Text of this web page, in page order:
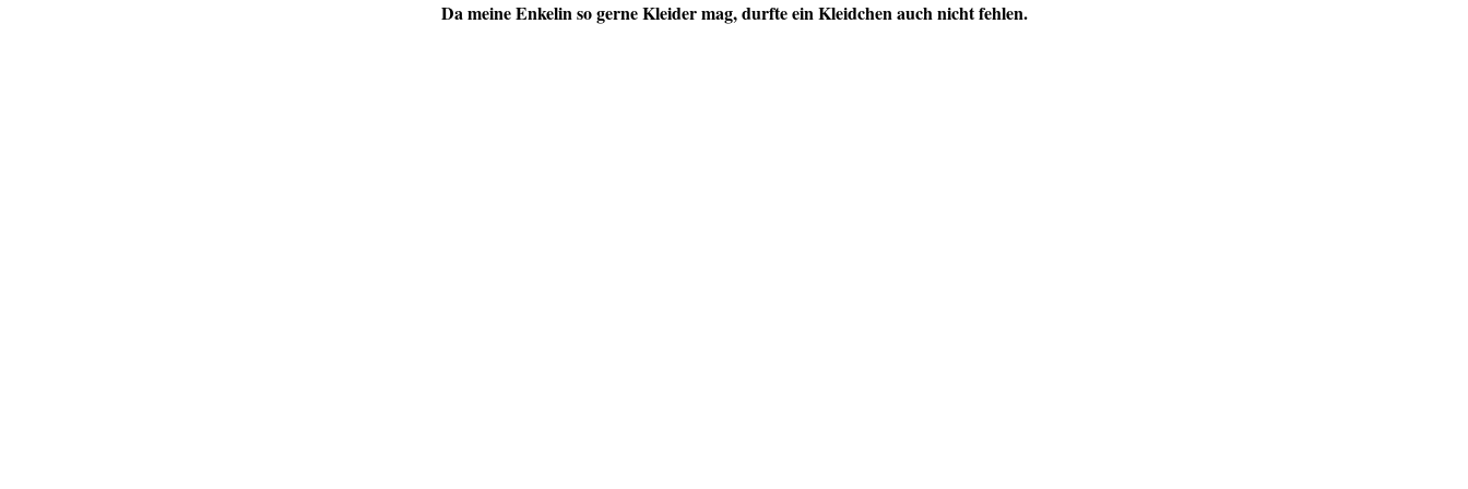
Da meine Enkelin so gerne Kleider mag, durfte ein Kleidchen auch nicht fehlen.